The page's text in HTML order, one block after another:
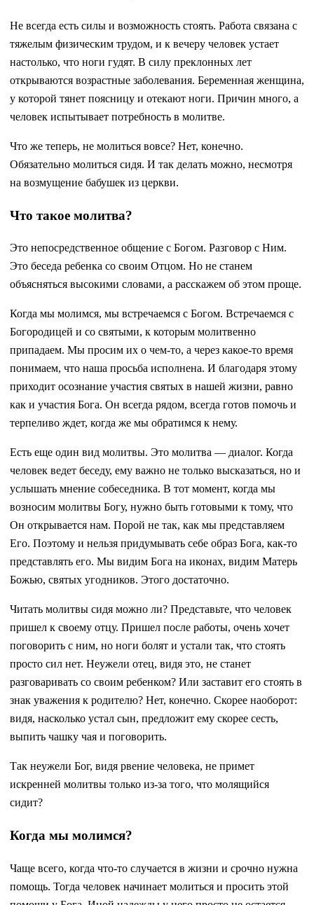
Не всегда есть силы и возможность стоять. Работа связана с
тяжелым физическим трудом, и к вечеру человек устает
настолько, что ноги гудят. В силу преклонных лет
открываются возрастные заболевания. Беременная женщина,
у которой тянет поясницу и отекают ноги. Причин много, а
человек испытывает потребность в молитве.
Что же теперь, не молиться вовсе? Нет, конечно.
Обязательно молиться сидя. И так делать можно, несмотря
на возмущение бабушек из церкви.
Что такое молитва?
Это непосредственное общение с Богом. Разговор с Ним.
Это беседа ребенка со своим Отцом. Но не станем
объясняться высокими словами, а расскажем об этом проще.
Когда мы молимся, мы встречаемся с Богом. Встречаемся с
Богородицей и со святыми, к которым молитвенно
припадаем. Мы просим их о чем-то, а через какое-то время
понимаем, что наша просьба исполнена. И благодаря этому
приходит осознание участия святых в нашей жизни, равно
как и участия Бога. Он всегда рядом, всегда готов помочь и
терпеливо ждет, когда же мы обратимся к нему.
Есть еще один вид молитвы. Это молитва — диалог. Когда
человек ведет беседу, ему важно не только высказаться, но и
услышать мнение собеседника. В тот момент, когда мы
возносим молитвы Богу, нужно быть готовыми к тому, что
Он открывается нам. Порой не так, как мы представляем
Его. Поэтому и нельзя придумывать себе образ Бога, как-то
представлять его. Мы видим Бога на иконах, видим Матерь
Божью, святых угодников. Этого достаточно.
Читать молитвы сидя можно ли? Представьте, что человек
пришел к своему отцу. Пришел после работы, очень хочет
поговорить с ним, но ноги болят и устали так, что стоять
просто сил нет. Неужели отец, видя это, не станет
разговаривать со своим ребенком? Или заставит его стоять в
знак уважения к родителю? Нет, конечно. Скорее наоборот:
видя, насколько устал сын, предложит ему скорее сесть,
выпить чашку чая и поговорить.
Так неужели Бог, видя рвение человека, не примет
искренней молитвы только из-за того, что молящийся
сидит?
Когда мы молимся?
Чаще всего, когда что-то случается в жизни и срочно нужна
помощь. Тогда человек начинает молиться и просить этой